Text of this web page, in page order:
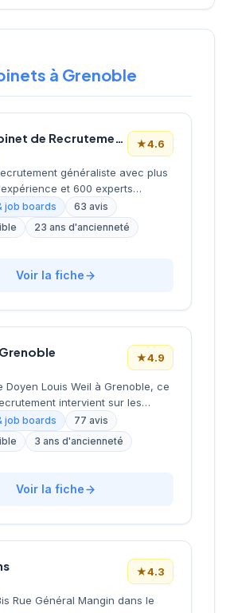
à Grenoble
Hays – Cabinet de Recrutement Grenoble ★4.6
généraliste avec plus
et 600 experts
17 bureaux en France. Positionné
de recrutement spécialisé
au cœur de sa mission,
services d'accompagnement
de placement en CDI, CDD et
d'une expertise en
job boards
63 avis
23 ans d'ancienneté
Voir la fiche
★4.9
Doyen Louis Weil à Grenoble, ce
intervient sur les
et dirigeants dans différents
La structure propose un
personnalisé aux
et nationales pour leurs
talents spécialisés. Les
en œuvre une approche
avec une note de 4,9/5
avis clients.
job boards
77 avis
3 ans d'ancienneté
Voir la fiche
★4.3
Rue Général Mangin dans le